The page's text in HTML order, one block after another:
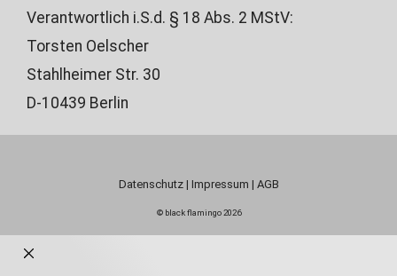
Verantwortlich i.S.d. § 18 Abs. 2 MStV:
Torsten Oelscher
Stahlheimer Str. 30
D-10439 Berlin
Datenschutz| Impressum | AGB
© black flamingo 2026